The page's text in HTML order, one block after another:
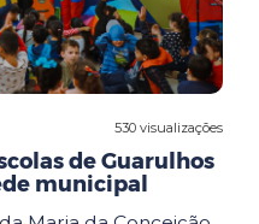
530 visualizações
de Guarulhos
municipal